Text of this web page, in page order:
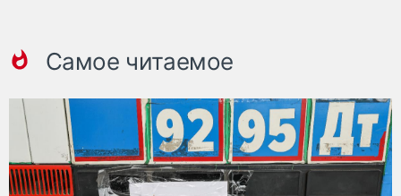
Самое читаемое